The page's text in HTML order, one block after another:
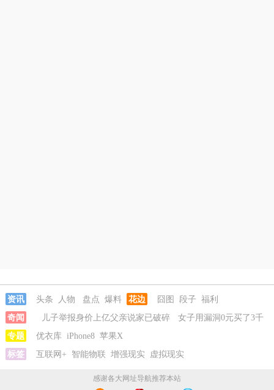
资讯 头条 人物 盘点 爆料 花边 囧图 段子 福利
奇闻
儿子举报身价上亿父亲说家已破碎
女子用漏洞0元买了3千
台电器
直播自杀日本女网红已身亡
国宣布国家灾难状态
儿子举报身价上亿父亲说家已破碎
专题 优衣库 iPhone8 苹果X
标签
互联网+ 智能物联 增强现实 虚拟现实
感谢各大网址导航推荐本站